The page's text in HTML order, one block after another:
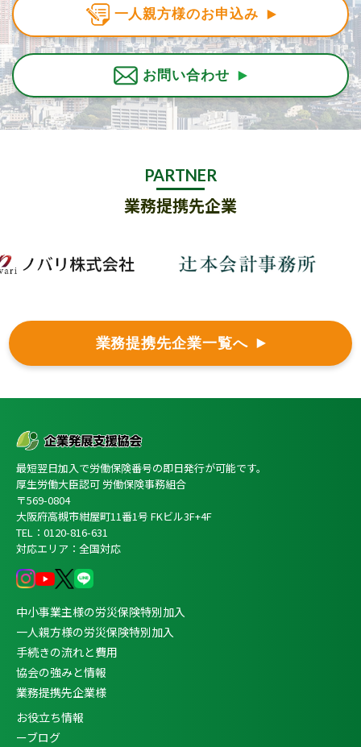
一人親方様のお申込み
お問い合わせ
PARTNER
業務提携先企業
業務提携先企業一覧へ
最短翌日加入で労働保険番号の即日発行が可能です。
厚生労働大臣認可 労働保険事務組合
〒569-0804
大阪府高槻市紺屋町11番1号 FKビル3F+4F
TEL：0120-816-631
対応エリア：全国対応
中小事業主様の労災保険特別加入
一人親方様の労災保険特別加入
手続きの流れと費用
協会の強みと情報
業務提携先企業様
お役立ち情報
ーブログ